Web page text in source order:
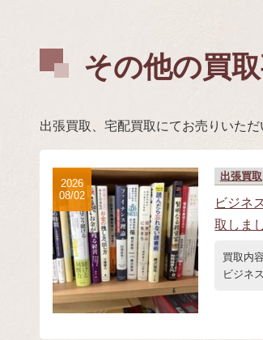
その他の買
出張買取、宅配買取にてお売りいた
出張買取
ビジネ
取しま
買取内容
ビジネ
2026
08/02